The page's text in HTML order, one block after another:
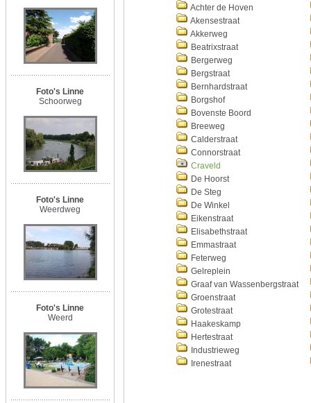
Foto's Linne
Schoorweg
Foto's Linne
Weerdweg
Foto's Linne
Weerd
Achter de Hoven
Akensestraat
Akkerweg
Beatrixstraat
Bergerweg
Bergstraat
Bernhardstraat
Borgshof
Bovenste Boord
Breeweg
Calderstraat
Connorstraat
Craveld
De Hoorst
De Steg
De Winkel
Eikenstraat
Elisabethstraat
Emmastraat
Feterweg
Gelreplein
Graaf van Wassenbergstraat
Groenstraat
Grotestraat
Haakeskamp
Hertestraat
Industrieweg
Irenestraat